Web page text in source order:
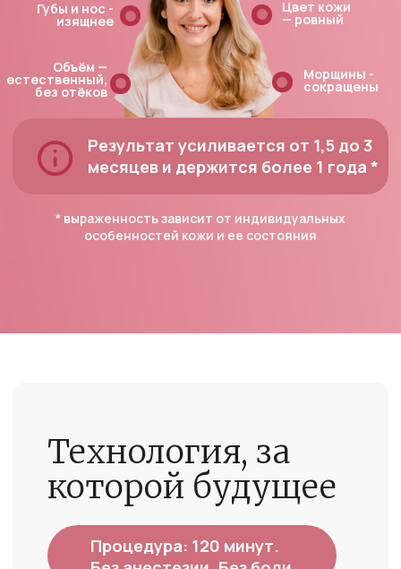
Только в этом месяце —
бесплатная диагностика кожи
на аппарате Янусв подарок
минус5 лет
в зеркале
Узнать стоимость